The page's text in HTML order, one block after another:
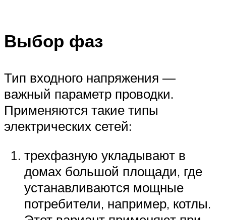
Выбор фаз
Тип входного напряжения —
важный параметр проводки.
Применяются такие типы
электрических сетей:
трехфазную укладывают в
домах большой площади, где
устанавливаются мощные
потребители, например, котлы.